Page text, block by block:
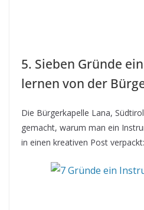
5. Sieben Gründe
lernen von der
Die Bürgerkapelle Lana,
gemacht, warum man ein
in einen kreativen Post verpackt: